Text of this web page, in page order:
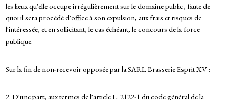
les lieux qu'elle occupe irrégulièrement sur le domaine public, faute de
quoi il sera procédé d'office à son expulsion, aux frais et risques de
l'intéressée, et en sollicitant, le cas échéant, le concours de la force
publique.
Sur la fin de non-recevoir opposée par la SARL Brasserie Esprit XV :
2. D'une part, aux termes de l'article L. 2122-1 du code général de la